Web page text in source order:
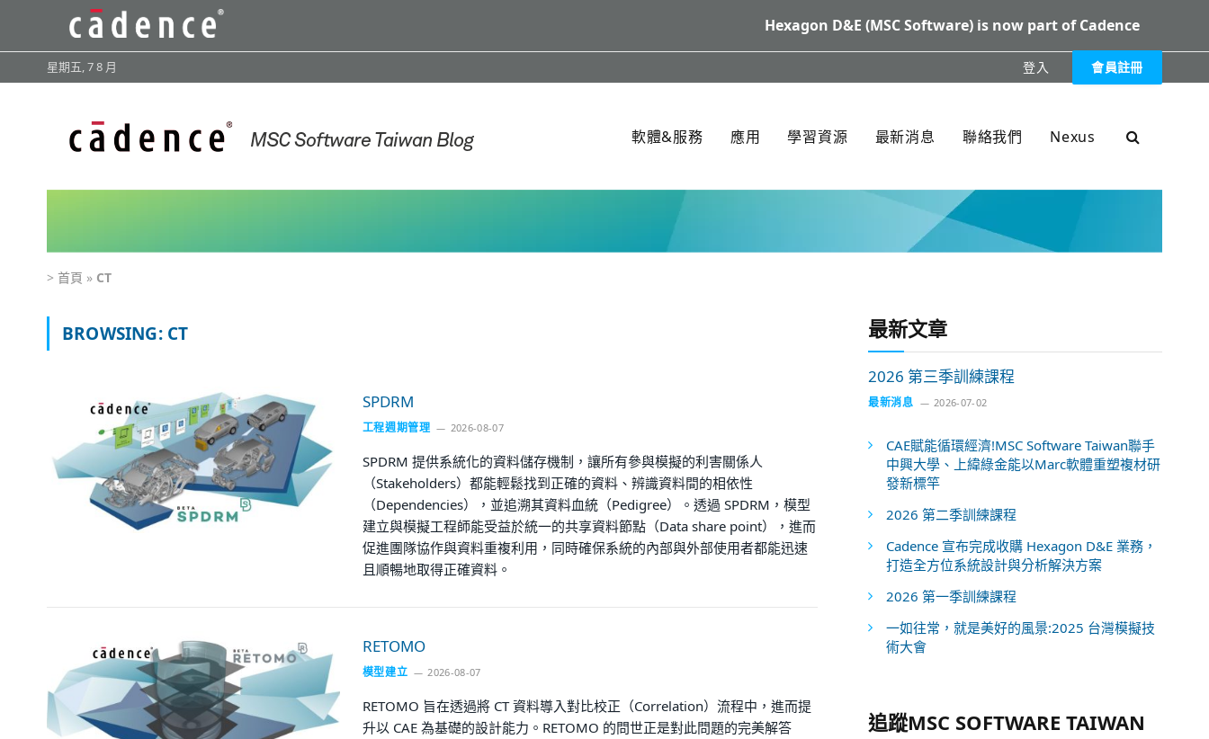
Hexagon D&E (MSC Software) is now part of Cadence
星期五, 7 8 月 登入
會員註冊
軟體&服務 應用 學習資源 最新消息 聯絡我們 Nexus
> 首頁 » CT
BROWSING: CT
SPDRM
工程週期管理 2026-08-07
SPDRM 提供系統化的資料儲存機制，讓所有參與模擬的利害關係人
（Stakeholders）都能輕鬆找到正確的資料、辨識資料間的相依性
（Dependencies），並追溯其資料血統（Pedigree）。透過 SPDRM，模型
建立與模擬工程師能受益於統一的共享資料節點（Data share point），進而
促進團隊協作與資料重複利用，同時確保系統的內部與外部使用者都能迅速
且順暢地取得正確資料。
RETOMO
模型建立 2026-08-07
RETOMO 旨在透過將 CT 資料導入對比校正（Correlation）流程中，進而提
升以 CAE 為基礎的設計能力。RETOMO 的問世正是對此問題的完美解答
最新文章
2026 第三季訓練課程
最新消息 2026-07-02
CAE賦能循環經濟!MSC Software Taiwan聯手
中興大學、上緯綠金能以Marc軟體重塑複材研
發新標竿
2026 第二季訓練課程
Cadence 宣布完成收購 Hexagon D&E 業務，
打造全方位系統設計與分析解決方案
2026 第一季訓練課程
一如往常，就是美好的風景:2025 台灣模擬技
術大會
追蹤MSC SOFTWARE TAIWAN